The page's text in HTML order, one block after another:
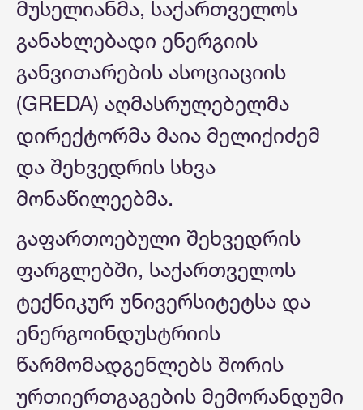
მუსელიანმა, საქართველოს
განახლებადი ენერგიის
განვითარების ასოციაციის
(GREDA) აღმასრულებელმა
დირექტორმა მაია მელიქიძემ
და შეხვედრის სხვა
მონაწილეებმა.
გაფართოებული შეხვედრის
ფარგლებში, საქართველოს
ტექნიკურ უნივერსიტეტსა და
ენერგოინდუსტრიის
წარმომადგენლებს შორის
ურთიერთგაგების მემორანდუმი